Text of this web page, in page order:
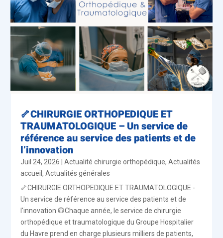
🦴CHIRURGIE ORTHOPEDIQUE ET
TRAUMATOLOGIQUE – Un service de
référence au service des patients et de
l’innovation
Juil 24, 2026 |Actualité chirurgie orthopédique,Actualités
accueil,Actualités générales
🦴CHIRURGIE ORTHOPEDIQUE ET TRAUMATOLOGIQUE -
Un service de référence au service des patients et de
l'innovation 🥼Chaque année, le service de chirurgie
orthopédique et traumatologique du Groupe Hospitalier
du Havre prend en charge plusieurs milliers de patients,